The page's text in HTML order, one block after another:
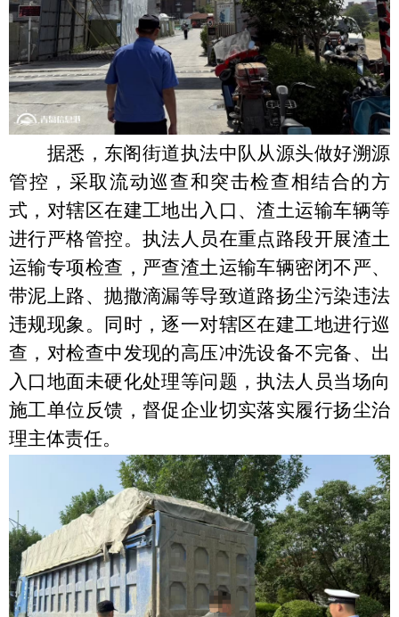
据悉，东阁街道执法中队从源头做好溯源
管控，采取流动巡查和突击检查相结合的方
式，对辖区在建工地出入口、渣土运输车辆等
进行严格管控。执法人员在重点路段开展渣土
运输专项检查，严查渣土运输车辆密闭不严、
带泥上路、抛撒滴漏等导致道路扬尘污染违法
违规现象。同时，逐一对辖区在建工地进行巡
查，对检查中发现的高压冲洗设备不完备、出
入口地面未硬化处理等问题，执法人员当场向
施工单位反馈，督促企业切实落实履行扬尘治
理主体责任。